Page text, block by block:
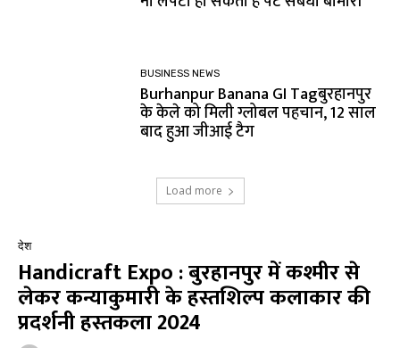
BUSINESS NEWS
Burhanpur Banana GI Tagबुरहानपुर
के केले को मिली ग्लोबल पहचान, 12 साल
बाद हुआ जीआई टैग
Load more
देश
Handicraft Expo : बुरहानपुर में कश्मीर से
लेकर कन्याकुमारी के हस्तशिल्प कलाकार की
प्रदर्शनी हस्तकला 2024